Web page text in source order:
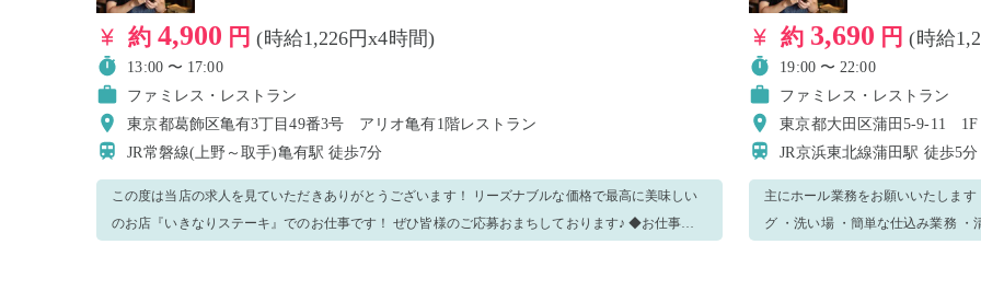
約 4,900 円(時給1,226円x4時間)
13:00 〜 17:00
ファミレス・レストラン
東京都葛飾区亀有3丁目49番3号 アリオ亀有1階レストラン
JR常磐線(上野～取手)亀有駅 徒歩7分
この度は当店の求人を見ていただきありがとうございます！ リーズナブルな価格で最高に美味しい
のお店『いきなりステーキ』でのお仕事です！ ぜひ皆様のご応募おまちしております♪ ◆お仕事内
約 3,690 円(時給
19:00 〜 22:00
ファミレス・レストラン
東京都大田区蒲田5-9-11 1F
JR京浜東北線蒲田駅 徒歩5分
主にホール業務をお願いいたします！ ＜業務内容＞ ・接客 ・料理提供 ・バッシング ・セッテ
グ ・洗い場 ・簡単な仕込み業務 ・清掃 手が空いたら他の業務をお願いすることもござ